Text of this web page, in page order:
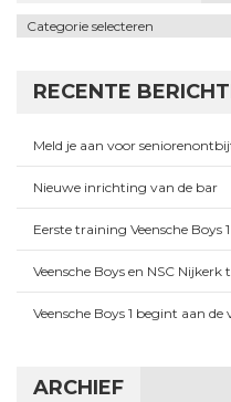
Categorieën
RECENTE
Meld je aan voor
Nieuwe inrichting van de bar
Eerste training Veensche Boys
Veensche Boys en NSC
Veensche Boys 1 begint aan
ARCHIEF